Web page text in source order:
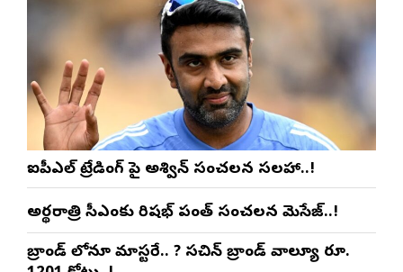
ఐపీఎల్ ట్రేడింగ్ పై అశ్విన్ సంచలన సలహా..!
అర్థరాత్రి సీఎంకు రిషభ్ పంత్ సంచలన మెసేజ్..!
బ్రాండ్ లోనూ మాస్టరే.. ? సచిన్ బ్రాండ్ వాల్యూ రూ.